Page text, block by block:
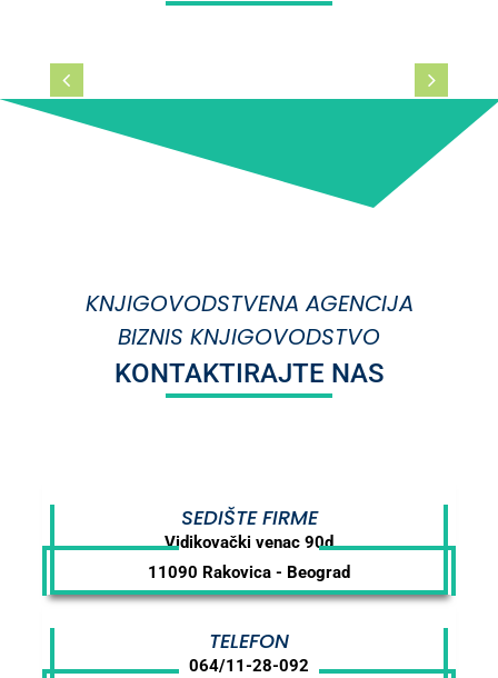
KNJIGOVODSTVENA AGENCIJA
BIZNIS KNJIGOVODSTVO
KONTAKTIRAJTE NAS
SEDIŠTE FIRME
Vidikovački venac 90d
11090 Rakovica - Beograd
TELEFON
064/11-28-092